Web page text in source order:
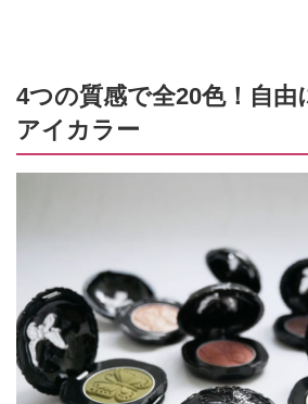
4つの質感で全20色！自
アイカラー